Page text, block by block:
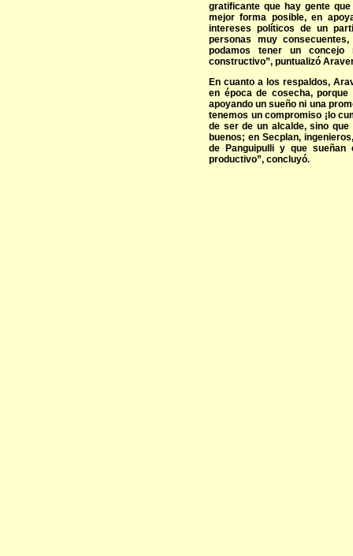
gratificante que hay gente
mejor forma posible, en
intereses políticos de un
personas muy
podamos tener un concejo
constructivo”, puntualizó
En cuanto a los respaldos,
en época de cosecha,
apoyando un sueño ni una
tenemos un compromiso ¡lo
de ser de un alcalde, sino
buenos; en Secplan,
de Panguipulli y que
productivo”, concluyó.